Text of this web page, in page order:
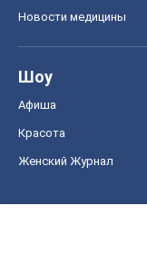
Новости медицины
Шоу
Афиша
Красота
Женский Журнал